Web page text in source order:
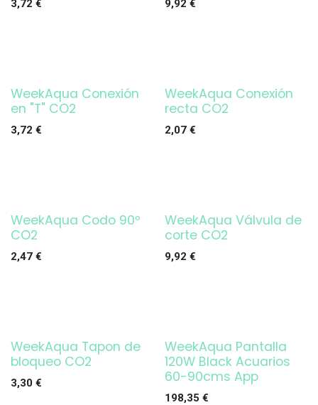
3,72 € 9,92 €
WeekAqua Conexión
en "T" CO2
3,72 €
WeekAqua Conexión
recta CO2
2,07€
WeekAqua Codo 90º
CO2
2,47 €
WeekAqua Válvula de
corte CO2
9,92 €
WeekAqua Tapon de
bloqueo CO2
3,30 €
¡OFERTA!
WeekAqua Pantalla
120W Black Acuarios
60-90cms App
198,35 €